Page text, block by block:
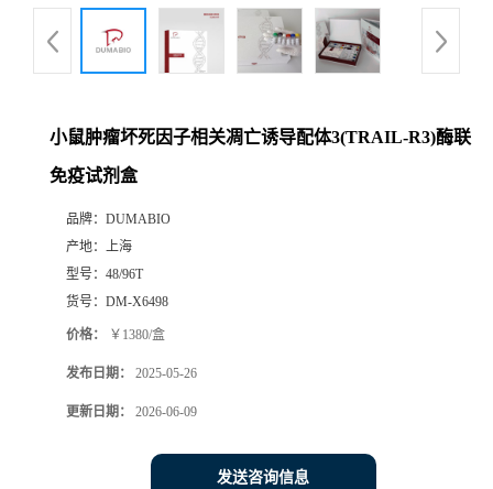
品
小鼠肿瘤坏死因子相关凋亡诱导配体3(TRAIL-R3)酶联
免疫试剂盒
品牌： DUMABIO
产地： 上海
型号： 48/96T
货号： DM-X6498
价格： ￥1380/盒
发布日期： 2025-05-26
更新日期： 2026-06-09
发送咨询信息